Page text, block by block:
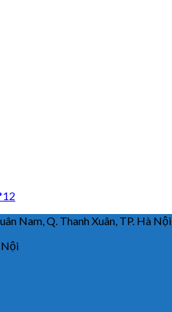
Q. Thanh Xuân, TP. Hà Nội